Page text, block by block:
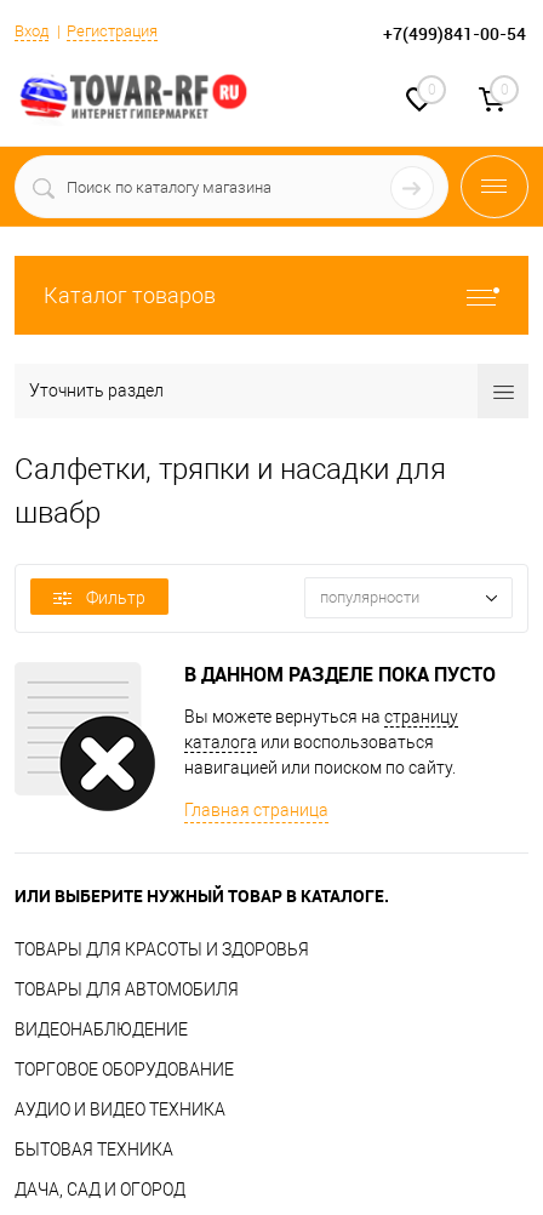
Вход Регистрация +7(499)841-00-54
0 0
Каталог товаров
Уточнить раздел
Салфетки, тряпки и насадки для
швабр
Фильтр популярности
В ДАННОМ РАЗДЕЛЕ ПОКА ПУСТО
Вы можете вернуться на страницу
каталога или воспользоваться
навигацией или поиском по сайту.
Главная страница
ИЛИ ВЫБЕРИТЕ НУЖНЫЙ ТОВАР В КАТАЛОГЕ.
ТОВАРЫ ДЛЯ КРАСОТЫ И ЗДОРОВЬЯ
ТОВАРЫ ДЛЯ АВТОМОБИЛЯ
ВИДЕОНАБЛЮДЕНИЕ
ТОРГОВОЕ ОБОРУДОВАНИЕ
АУДИО И ВИДЕО ТЕХНИКА
БЫТОВАЯ ТЕХНИКА
ДАЧА, САД И ОГОРОД